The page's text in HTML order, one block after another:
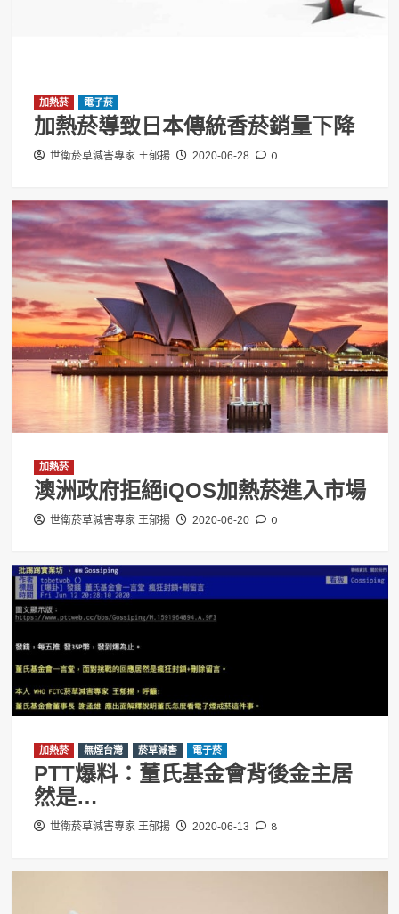
加熱菸 電子菸
加熱菸導致日本傳統香菸銷量下降
世衛菸草減害專家 王郁揚 2020-06-28 0
加熱菸
澳洲政府拒絕iQOS加熱菸進入市場
世衛菸草減害專家 王郁揚 2020-06-20 0
加熱菸 無煙台灣 菸草減害 電子菸
PTT爆料：董氏基金會背後金主居
然是…
世衛菸草減害專家 王郁揚 2020-06-13 8